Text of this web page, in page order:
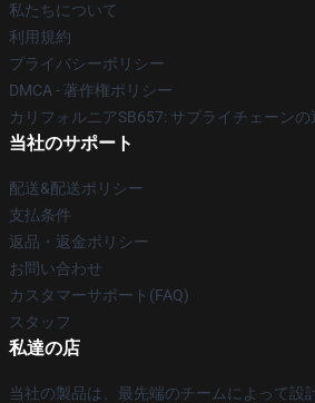
私たちについて
利用規約
プライバシーポリシー
DMCA - 著作権ポリシー
カリフォルニアSB657: サプライチェーンの
当社のサポート
配送&配送ポリシー
支払条件
返品・返金ポリシー
お問い合わせ
カスタマーサポート(FAQ)
スタッフ
私達の店
当社の製品は、最先端のチームによって設